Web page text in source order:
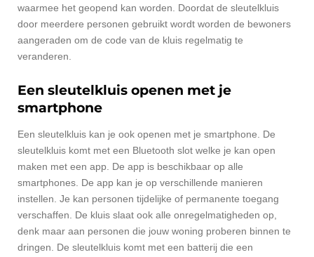
waarmee het geopend kan worden. Doordat de sleutelkluis
door meerdere personen gebruikt wordt worden de bewoners
aangeraden om de code van de kluis regelmatig te
veranderen.
Een sleutelkluis openen met je
smartphone
Een sleutelkluis kan je ook openen met je smartphone. De
sleutelkluis komt met een Bluetooth slot welke je kan open
maken met een app. De app is beschikbaar op alle
smartphones. De app kan je op verschillende manieren
instellen. Je kan personen tijdelijke of permanente toegang
verschaffen. De kluis slaat ook alle onregelmatigheden op,
denk maar aan personen die jouw woning proberen binnen te
dringen. De sleutelkluis komt met een batterij die een